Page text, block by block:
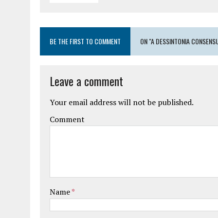
BE THE FIRST TO COMMENT ON "A DESSINTONIA
Leave a comment
Your email address will not be published.
Comment
Name*